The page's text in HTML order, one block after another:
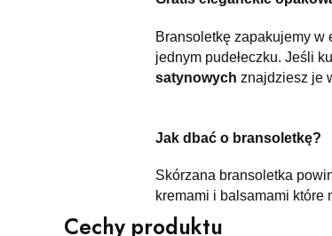
Bransoletkę zapakujemy w
jednym pudełeczku. Jeśli
satynowych znajdziesz je
Jak dbać o bransoletkę?
Skórzana bransoletka
kremami i balsamami które
Cechy produktu